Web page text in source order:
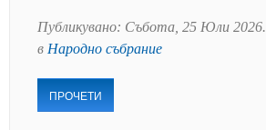
Публикувано: Събота, 25 Юли 2026.
в Народно събрание
ПРОЧЕТИ